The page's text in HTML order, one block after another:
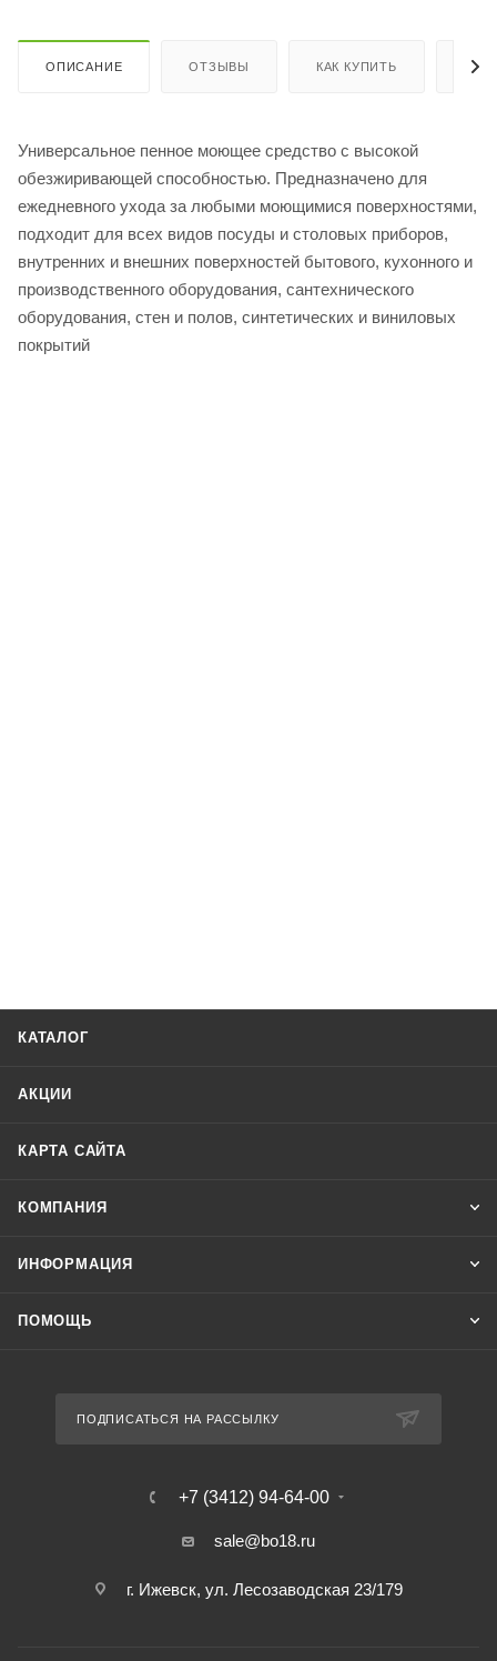
ОПИСАНИЕ ОТЗЫВЫ КАК КУПИТЬ
Универсальное пенное моющее средство с высокой
обезжиривающей способностью. Предназначено для
ежедневного ухода за любыми моющимися поверхностями,
подходит для всех видов посуды и столовых приборов,
внутренних и внешних поверхностей бытового, кухонного и
производственного оборудования, сантехнического
оборудования, стен и полов, синтетических и виниловых
покрытий
КАТАЛОГ
АКЦИИ
КАРТА САЙТА
КОМПАНИЯ
ИНФОРМАЦИЯ
ПОМОЩЬ
ПОДПИСАТЬСЯ НА РАССЫЛКУ
+7 (3412) 94-64-00
sale@bo18.ru
г. Ижевск, ул. Лесозаводская 23/179